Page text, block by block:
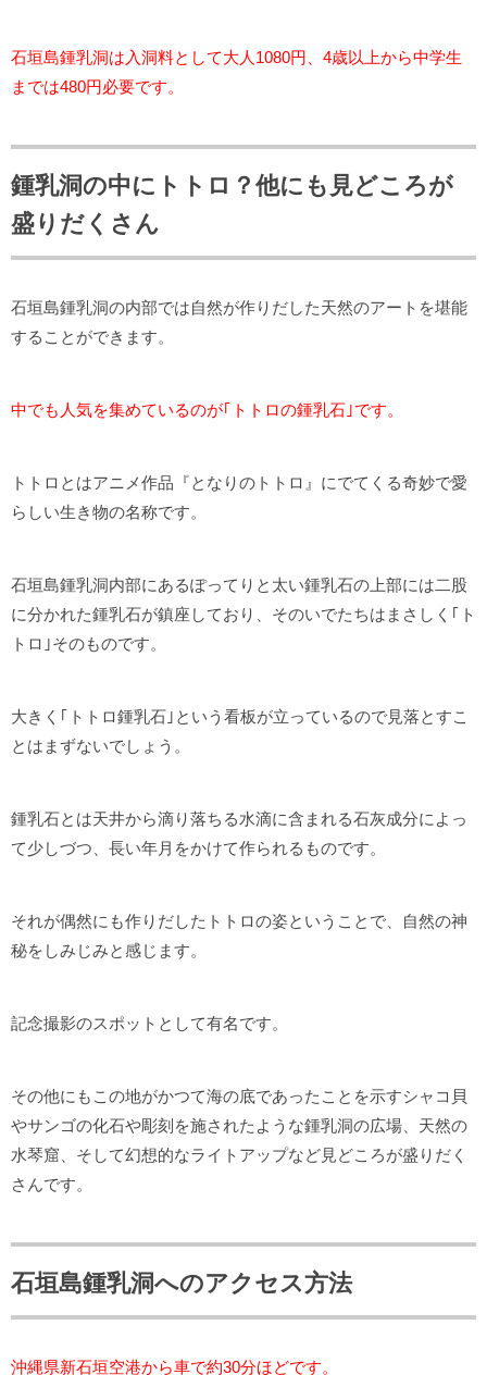
石垣島鍾乳洞は入洞料として大人1080円、4歳以上から中学生
までは480円必要です。
鍾乳洞の中にトトロ？他にも見どころが
盛りだくさん
石垣島鍾乳洞の内部では自然が作りだした天然のアートを堪能
することができます。
中でも人気を集めているのが｢トトロの鍾乳石｣です。
トトロとはアニメ作品『となりのトトロ』にでてくる奇妙で愛
らしい生き物の名称です。
石垣島鍾乳洞内部にあるぽってりと太い鍾乳石の上部には二股
に分かれた鍾乳石が鎮座しており、そのいでたちはまさしく｢ト
トロ｣そのものです。
大きく｢トトロ鍾乳石｣という看板が立っているので見落とすこ
とはまずないでしょう。
鍾乳石とは天井から滴り落ちる水滴に含まれる石灰成分によっ
て少しづつ、長い年月をかけて作られるものです。
それが偶然にも作りだしたトトロの姿ということで、自然の神
秘をしみじみと感じます。
記念撮影のスポットとして有名です。
その他にもこの地がかつて海の底であったことを示すシャコ貝
やサンゴの化石や彫刻を施されたような鍾乳洞の広場、天然の
水琴窟、そして幻想的なライトアップなど見どころが盛りだく
さんです。
石垣島鍾乳洞へのアクセス方法
沖縄県新石垣空港から車で約30分ほどです。